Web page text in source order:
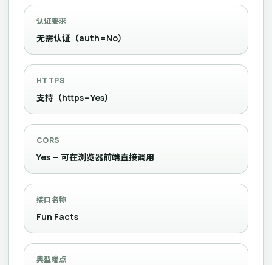
认证要求
无需认证（auth=No）
HTTPS
支持（https=Yes）
CORS
Yes — 可在浏览器前端直接调用
接口名称
Fun Facts
典型端点